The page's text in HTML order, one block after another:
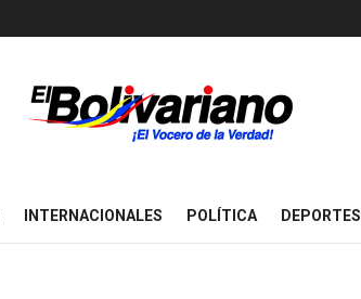
INTERNACIONALES POLÍTICA DEPORTES